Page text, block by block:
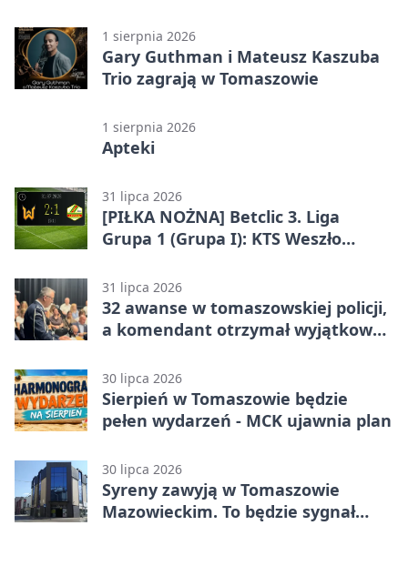
1 sierpnia 2026
Gary Guthman i Mateusz Kaszuba
Trio zagrają w Tomaszowie
1 sierpnia 2026
Apteki
31 lipca 2026
[PIŁKA NOŻNA] Betclic 3. Liga
Grupa 1 (Grupa I): KTS Weszło
Mazowiecki 2:1
31 lipca 2026
32 awanse w tomaszowskiej policji,
a komendant otrzymał wyjątkowy
30 lipca 2026
Sierpień w Tomaszowie będzie
pełen wydarzeń - MCK ujawnia plan
30 lipca 2026
Syreny zawyją w Tomaszowie
Mazowieckim. To będzie sygnał